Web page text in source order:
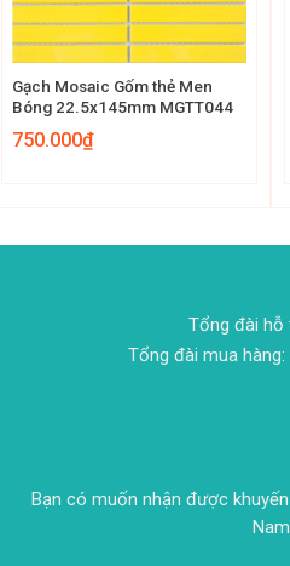
Gạch Mosaic Gốm thẻ Men
Bóng 22.5x145mm MGTT044
750.000₫
Tổng đài
Tổng đài mua hàng:
Bạn có muốn nhận được
Nam